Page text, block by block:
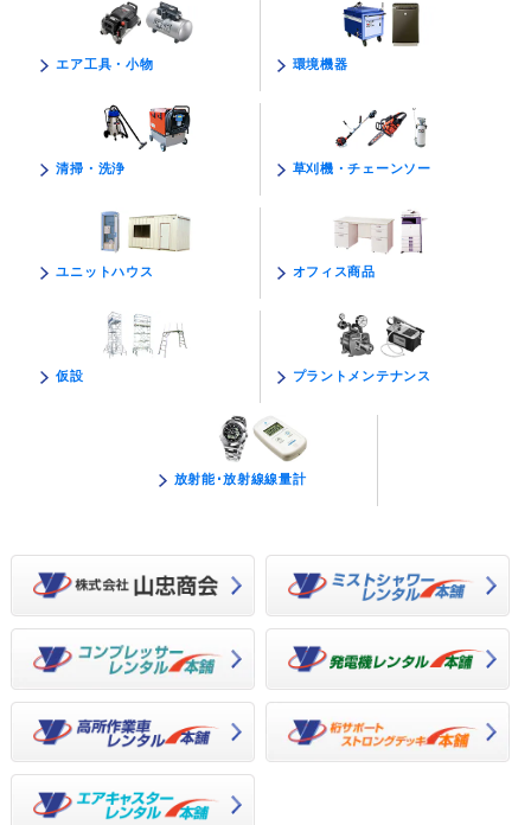
エア工具・小物 環境機器
清掃・洗浄 草刈機・チェーンソー
ユニットハウス オフィス商品
仮設 プラントメンテナンス
放射能･放射線線量計